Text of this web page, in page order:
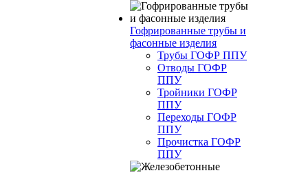
Гофрированные трубы и
фасонные изделия
Трубы ГОФР ППУ
Отводы ГОФР
ППУ
Тройники ГОФР
ППУ
Переходы ГОФР
ППУ
Прочистка ГОФР
ППУ